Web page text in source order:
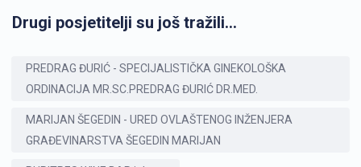
Drugi posjetitelji su još tražili...
PREDRAG ĐURIĆ - SPECIJALISTIČKA GINEKOLOŠKA
ORDINACIJA MR.SC.PREDRAG ĐURIĆ DR.MED.
MARIJAN ŠEGEDIN - URED OVLAŠTENOG INŽENJERA
GRAĐEVINARSTVA ŠEGEDIN MARIJAN